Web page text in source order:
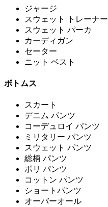
ジャージ
スウェット トレーナー
スウェット パーカ
カーディガン
セーター
ニット ベスト
ボトムス
スカート
デニム パンツ
コーデュロイ パンツ
ミリタリー パンツ
スウェット パンツ
総柄 パンツ
ポリ パンツ
コットン パンツ
ショートパンツ
オーバーオール